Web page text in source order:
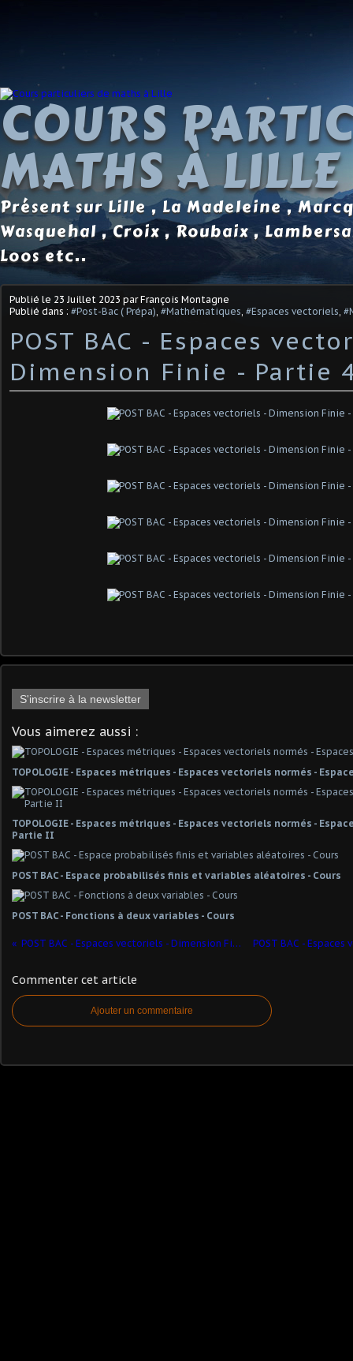
COURS
MATHS À LILLE
Présent sur Lille , La Madeleine ,
Wasquehal , Croix , Roubaix ,
Loos etc..
Publié le 23 Juillet 2023 par François Montagne
Publié dans : #Post-Bac ( Prépa) #Mathématiques #Espaces vectoriels
POST BAC - Espaces
Dimension Finie - Partie
S'inscrire à la newsletter
Vous aimerez aussi :
TOPOLOGIE - Espaces métriques - Espaces vectoriels normés -
TOPOLOGIE - Espaces métriques - Espaces vectoriels normés -
Partie II
POST BAC - Espace probabilisés finis et variables aléatoires - Cours
POST BAC - Fonctions à deux variables - Cours
POST BAC - Espaces vectoriels - Dimension Finie - Partie 5
Commenter cet article
Ajouter un commentaire